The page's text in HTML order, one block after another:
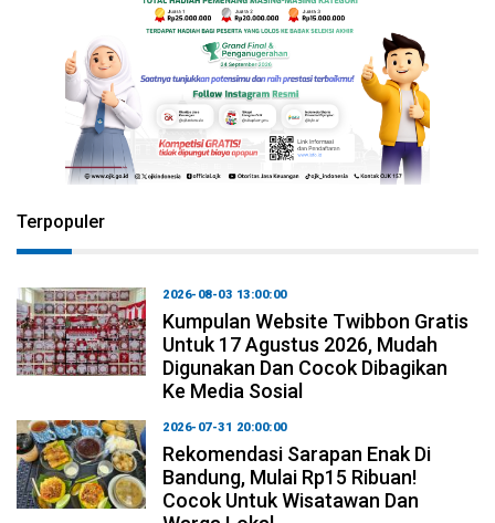
Terpopuler
2026-08-03 13:00:00
Kumpulan Website Twibbon Gratis
Untuk 17 Agustus 2026, Mudah
Digunakan Dan Cocok Dibagikan
Ke Media Sosial
2026-07-31 20:00:00
Rekomendasi Sarapan Enak Di
Bandung, Mulai Rp15 Ribuan!
Cocok Untuk Wisatawan Dan